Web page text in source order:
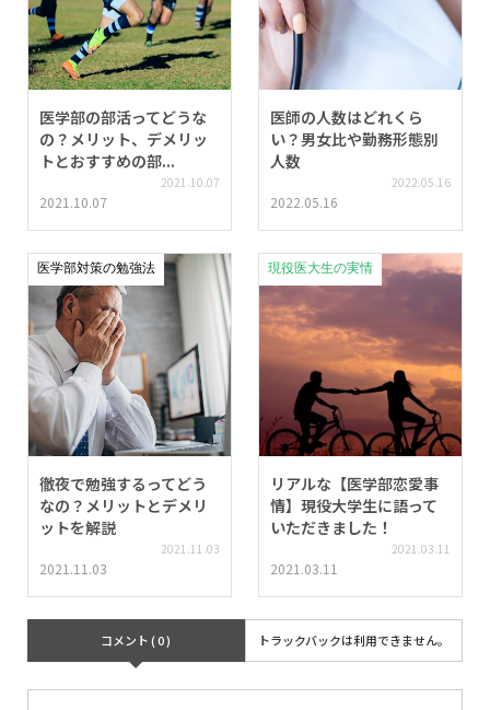
医学部の部活ってどうな
の？メリット、デメリッ
トとおすすめの部...
2021.10.07
2021.10.07
医師の人数はどれくら
い？男女比や勤務形態別
人数
2022.05.16
2022.05.16
医学部対策の勉強法
徹夜で勉強するってどう
なの？メリットとデメリ
ットを解説
2021.11.03
2021.11.03
現役医大生の実情
リアルな【医学部恋愛事
情】現役大学生に語って
いただきました！
2021.03.11
2021.03.11
コメント ( 0 ) トラックバックは利用できません。